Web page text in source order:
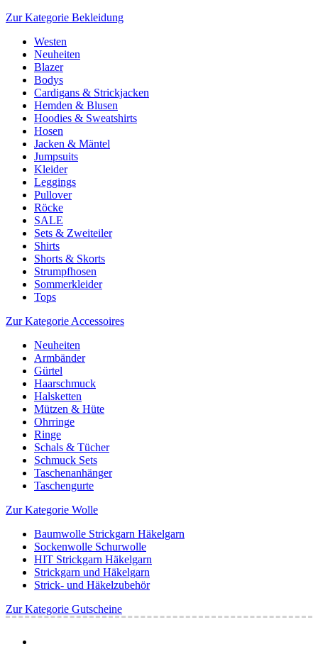
Zur Kategorie Bekleidung
Westen
Neuheiten
Blazer
Bodys
Cardigans & Strickjacken
Hemden & Blusen
Hoodies & Sweatshirts
Hosen
Jacken & Mäntel
Jumpsuits
Kleider
Leggings
Pullover
Röcke
SALE
Sets & Zweiteiler
Shirts
Shorts & Skorts
Strumpfhosen
Sommerkleider
Tops
Zur Kategorie Accessoires
Neuheiten
Armbänder
Gürtel
Haarschmuck
Halsketten
Mützen & Hüte
Ohrringe
Ringe
Schals & Tücher
Schmuck Sets
Taschenanhänger
Taschengurte
Zur Kategorie Wolle
Baumwolle Strickgarn Häkelgarn
Sockenwolle Schurwolle
HIT Strickgarn Häkelgarn
Strickgarn und Häkelgarn
Strick- und Häkelzubehör
Zur Kategorie Gutscheine